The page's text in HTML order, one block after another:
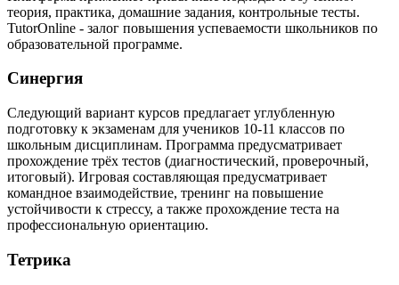
теория, практика, домашние задания, контрольные тесты.
TutorOnline - залог повышения успеваемости школьников по
образовательной программе.
Синергия
Следующий вариант курсов предлагает углубленную
подготовку к экзаменам для учеников 10-11 классов по
школьным дисциплинам. Программа предусматривает
прохождение трёх тестов (диагностический, проверочный,
итоговый). Игровая составляющая предусматривает
командное взаимодействие, тренинг на повышение
устойчивости к стрессу, а также прохождение теста на
профессиональную ориентацию.
Тетрика